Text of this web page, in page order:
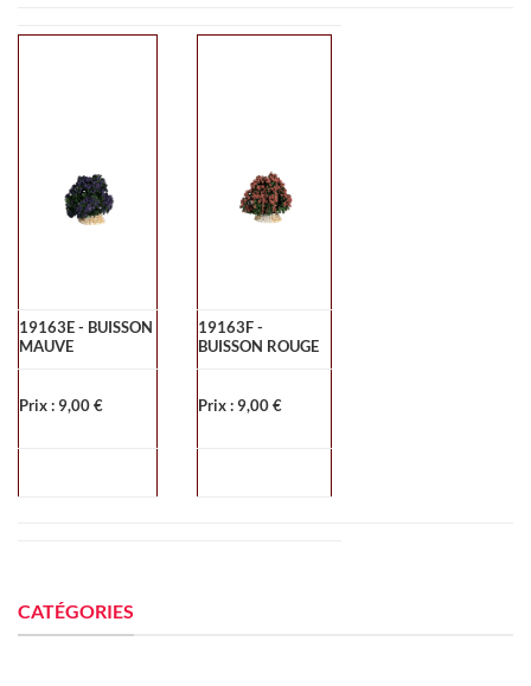
19163E - BUISSON
MAUVE
Prix : 9,00 €
19163F -
BUISSON ROUGE
Prix : 9,00 €
CATÉGORIES